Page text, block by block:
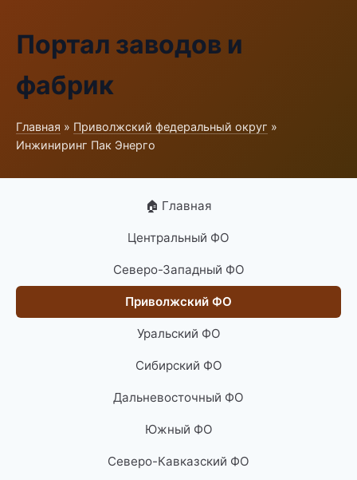
Портал заводов и
фабрик
Главная » Приволжский федеральный округ »
Инжиниринг Пак Энерго
🏠 Главная
Центральный ФО
Северо-Западный ФО
Приволжский ФО
Уральский ФО
Сибирский ФО
Дальневосточный ФО
Южный ФО
Северо-Кавказский ФО